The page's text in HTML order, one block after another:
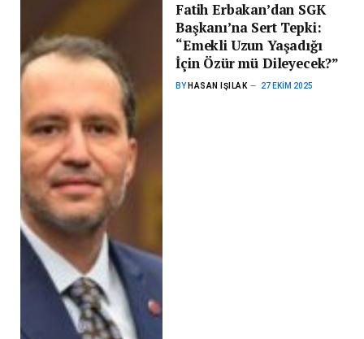
Fatih Erbakan’dan SGK
Başkanı’na Sert Tepki:
“Emekli Uzun Yaşadığı
İçin Özür mü Dileyecek?”
BY HASAN IŞILAK 27 EKIM 2025